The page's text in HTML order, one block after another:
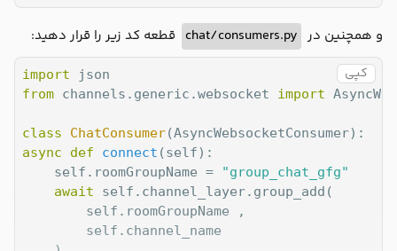
و همچنین در chat/consumers.py قطعه کد زیر را قرار دهید:
کپی import
from channels.generic.websocket import
class ChatConsumer(AsyncWebsocketConsumer):
async
def connect (self):
	self.roomGroupName =
"group_chat_gfg"
await self.channel_layer.group_add(